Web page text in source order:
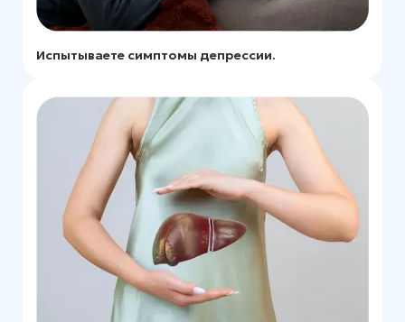
Испытываете симптомы депрессии.